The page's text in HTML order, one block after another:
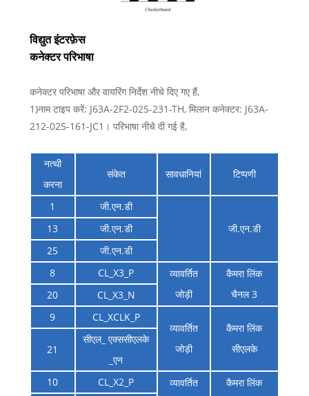
विद्युत इंटरफ़ेस
कनेक्टर परिभाषा
कनेक्टर परिभाषा और वायरिंग निर्देश नीचे दिए गए हैं,
1)नाम टाइप करें: J63A-2F2-025-231-TH, मिलान कनेक्टर: J63A-
212-025-161-JC1। परिभाषा नीचे दी गई है,
नत्थी
करना
संकेत सावधानियां टिप्पणी
1
जी.एन.डी
जी.एन.डी
13
जी.एन.डी
25
जी.एन.डी
8
CL_X3_P
व्यावर्तित
जोड़ी
कैमरा लिंक
चैनल 3
20
CL_X3_N
9
CL_XCLK_P
व्यावर्तित
जोड़ी
कैमरा लिंक
सीएलके
21
सीएल_ एक्ससीएलके
_एन
10
CL_X2_P
व्यावर्तित
कैमरा लिंक